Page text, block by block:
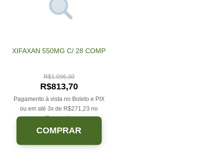
XIFAXAN 550MG C/ 28 COMP
R$1.096,30
R$813,70
Pagamento à vista no Boleto e PIX
ou em até 3x de R$271,23 no
cartão sem juros.
COMPRAR